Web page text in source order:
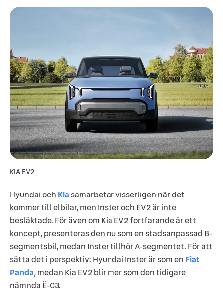
KIA EV2
Hyundai och Kiasamarbetar visserligen när det
kommer till elbilar, men Inster och EV2 är inte
besläktade. För även om Kia EV2 fortfarande är ett
koncept, presenteras den nu som en stadsanpassad B-
segmentsbil, medan Inster tillhör A-segmentet. För att
sätta det i perspektiv: Hyundai Inster är som en Fiat
Panda, medan Kia EV2 blir mer som den tidigare
nämnda Ë-C3.